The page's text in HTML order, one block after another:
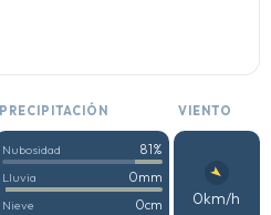
PRECIPITACIÓN VIENTO
Nubosidad 81%
Lluvia 0mm
Nieve 0cm 0km/h